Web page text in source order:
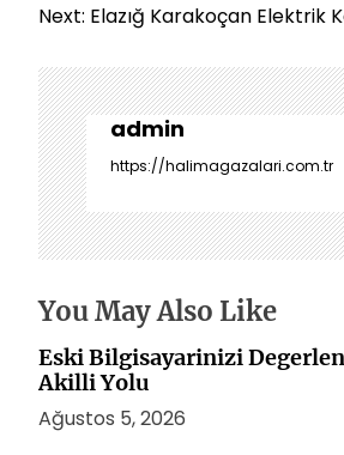
a
ı
g
e
z
i
n
m
s
i
Next: Elazığ Karakoçan Elektrik
admin
https://halimagazalari.com.tr
You May Also Like
Eski Bilgisayarinizi
Akilli Yolu
Ağustos 5, 2026